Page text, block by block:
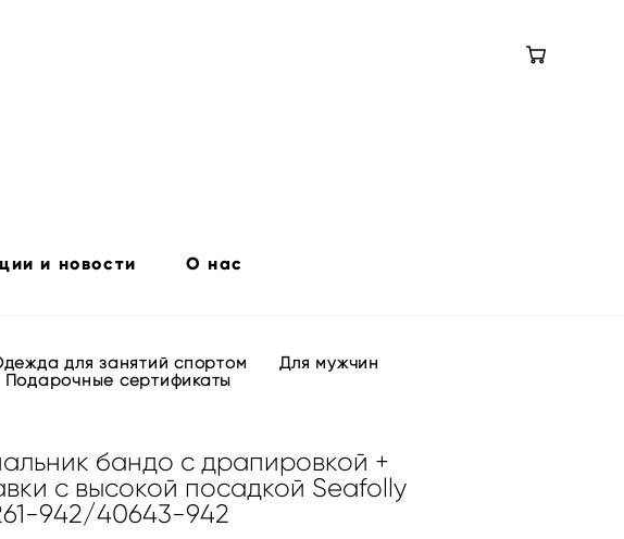
и новости О нас
для занятий спортом
Для мужчин
Подарочные сертификаты
бандо с драпировкой +
с высокой посадкой Seafolly
942/40643-942